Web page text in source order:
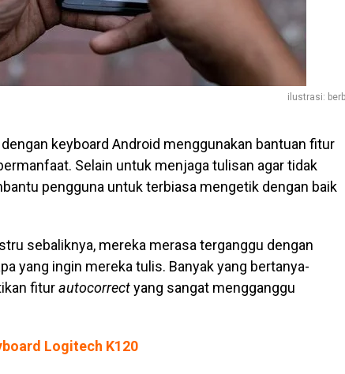
ilustrasi:
keyboard Android menggunakan bantuan fitur
Selain untuk menjaga tulisan agar tidak
pengguna untuk terbiasa mengetik dengan baik
sebaliknya, mereka merasa terganggu dengan
yang ingin mereka tulis. Banyak yang bertanya-
fiturautocorrectyang sangat mengganggu
Logitech K120